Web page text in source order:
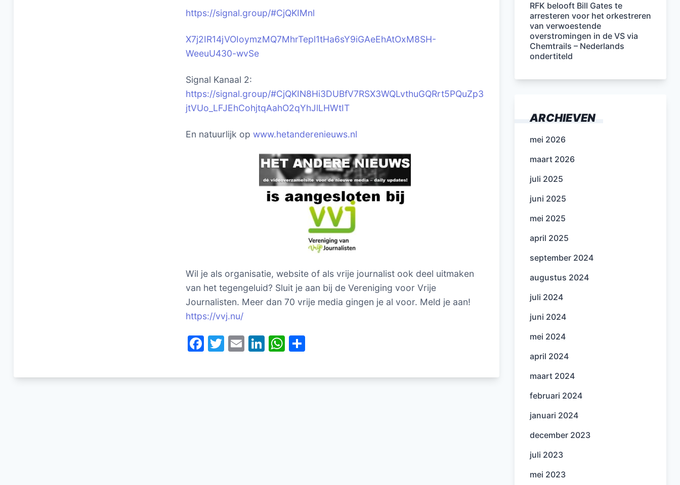
https://signal.group/#CjQKIMnl
X7j2IR14jVOIoymzMQ7MhrTepl1tHa6sY9iGAeEhAtOxM8SH-
WeeuU430-wvSe
Signal Kanaal 2:
https://signal.group/#CjQKIN8Hi3DUBfV7RSX3WQLvthuGQRrt5PQuZp3
jtVUo_LFJEhCohjtqAahO2qYhJlLHWtIT
En natuurlijk op www.hetanderenieuws.nl
Wil je als organisatie, website of als vrije journalist ook deel uitmaken
van het tegengeluid? Sluit je aan bij de Vereniging voor Vrije
Journalisten. Meer dan 70 vrije media gingen je al voor. Meld je aan!
https://vvj.nu/
F
c
T
itt
E
ai
Li
k
W
at e
RFK belooft Bill Gates te
arresteren voor het orkestreren
van verwoestende
overstromingen in de VS via
Chemtrails – Nederlands
ondertiteld
ARCHIEVEN
mei 2026
maart 2026
juli 2025
juni 2025
mei 2025
april 2025
september 2024
augustus 2024
juli 2024
juni 2024
mei 2024
april 2024
maart 2024
februari 2024
januari 2024
december 2023
juli 2023
mei 2023